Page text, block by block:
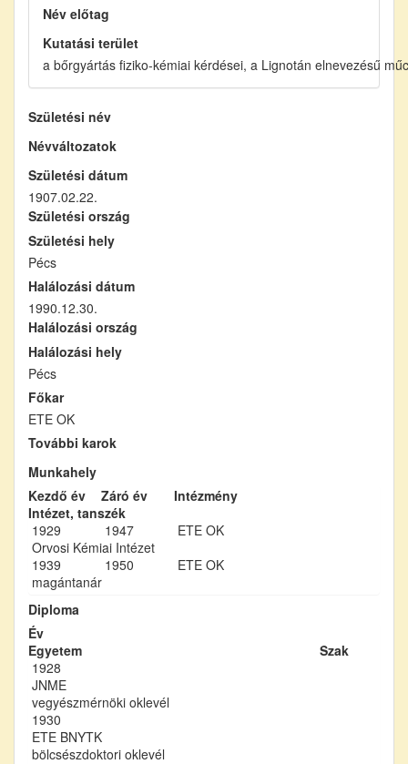
Név előtag
Kutatási terület
a bőrgyártás fiziko-kémiai kérdései, a Lignotán elnevezésű
Születési név
Névváltozatok
Születési dátum
1907.02.22.
Születési ország
Születési hely
Pécs
Halálozási dátum
1990.12.30.
Halálozási ország
Halálozási hely
Pécs
Főkar
ETE OK
További karok
Munkahely
Kezdő év
Záró év
Intézmény
Intézet, tanszék
1929
1947
ETE OK
Orvosi Kémiai Intézet
1939
1950
ETE OK
magántanár
Diploma
Év
Egyetem
Szak
1928
JNME
vegyészmérnöki oklevél
1930
ETE BNYTK
bölcsészdoktori oklevél